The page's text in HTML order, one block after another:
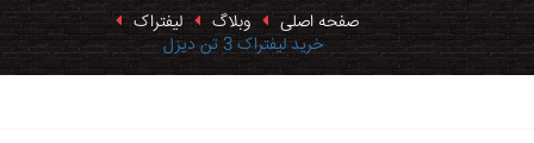
صفحه اصلی وبلاگ لیفتراک
خرید لیفتراک 3 تن دیزل